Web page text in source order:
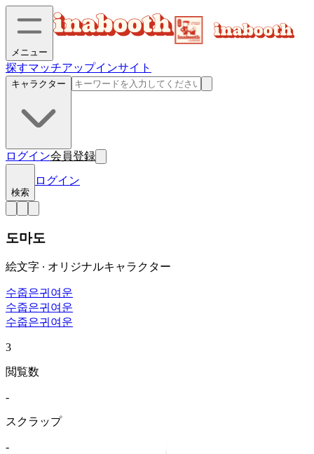
メニュー
探すマッチアップインサイト
キャラクター
ログイン会員登録
検索
ログイン
도마도
絵文字 ∙ オリジナルキャラクター
수줍은귀여운
수줍은귀여운
수줍은귀여운
3
閲覧数
-
スクラップ
-